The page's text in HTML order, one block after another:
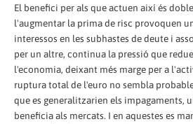
El benefici per als que actuen així és
l'augmentar la prima de risc provoquen
interessos en les subhastes de deute i
per un altre, continua la pressió que
l'economia, deixant més marge per a
ruptura total de l'euro no sembla
que es generalitzarien els impagaments,
beneficia als mercats. I en aquestes es